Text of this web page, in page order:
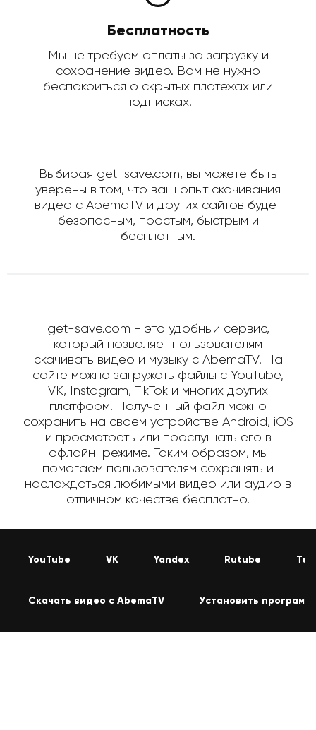
Бесплатность
Мы не требуем оплаты за загрузку и
сохранение видео. Вам не нужно
беспокоиться о скрытых платежах или
подписках.
Выбирая get-save.com, вы можете быть
уверены в том, что ваш опыт скачивания
видео с AbemaTV и других сайтов будет
безопасным, простым, быстрым и
бесплатным.
get-save.com - это удобный сервис,
который позволяет пользователям
скачивать видео и музыку с AbemaTV. На
сайте можно загружать файлы с YouTube,
VK, Instagram, TikTok и многих других
платформ. Полученный файл можно
сохранить на своем устройстве Android, iOS
и просмотреть или прослушать его в
офлайн-режиме. Таким образом, мы
помогаем пользователям сохранять и
наслаждаться любимыми видео или аудио в
отличном качестве бесплатно.
YouTube VK Yandex Rutube
Скачать видео с AbemaTV Установить программу